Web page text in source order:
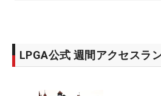
LPGA公式 週間アクセスラ